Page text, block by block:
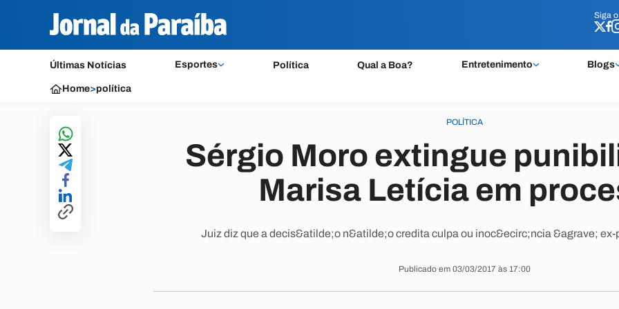
Siga o
Últimas Notícias Esportes Política Qual a Boa? Entretenimento Blogs
Siga o
Home>política
POLÍTICA
Sérgio Moro extingue
Marisa Letícia em
Juiz diz que a decis&atilde;o n&atilde;o credita culpa ou inoc&ecirc;ncia &agrave;
Publicado em 03/03/2017 às 17:00